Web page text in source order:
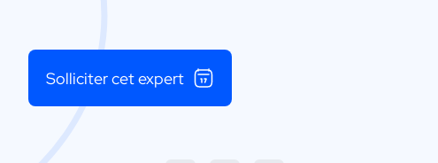
Solliciter cet expert